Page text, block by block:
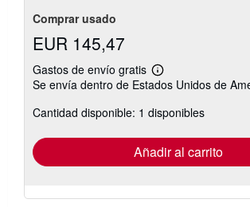
Comprar usado
EUR 145,47
Gastos de envío gratis
Más
información
las
tarifas
envío
Se envía dentro de Estados Unidos de
Cantidad disponible: 1 disponibles
Añadir al carrito